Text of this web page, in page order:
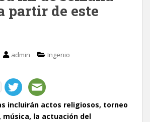
partir de este
admin Ingenio
incluirán actos religiosos, torneo
música, la actuación del